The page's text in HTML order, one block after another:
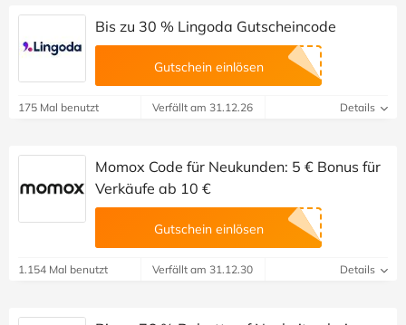
Bis zu 30 % Lingoda Gutscheincode
Gutschein einlösen
175 Mal benutzt Verfällt am 31.12.26 Details
Momox Code für Neukunden: 5 € Bonus für
Verkäufe ab 10 €
Gutschein einlösen
1.154 Mal benutzt Verfällt am 31.12.30 Details